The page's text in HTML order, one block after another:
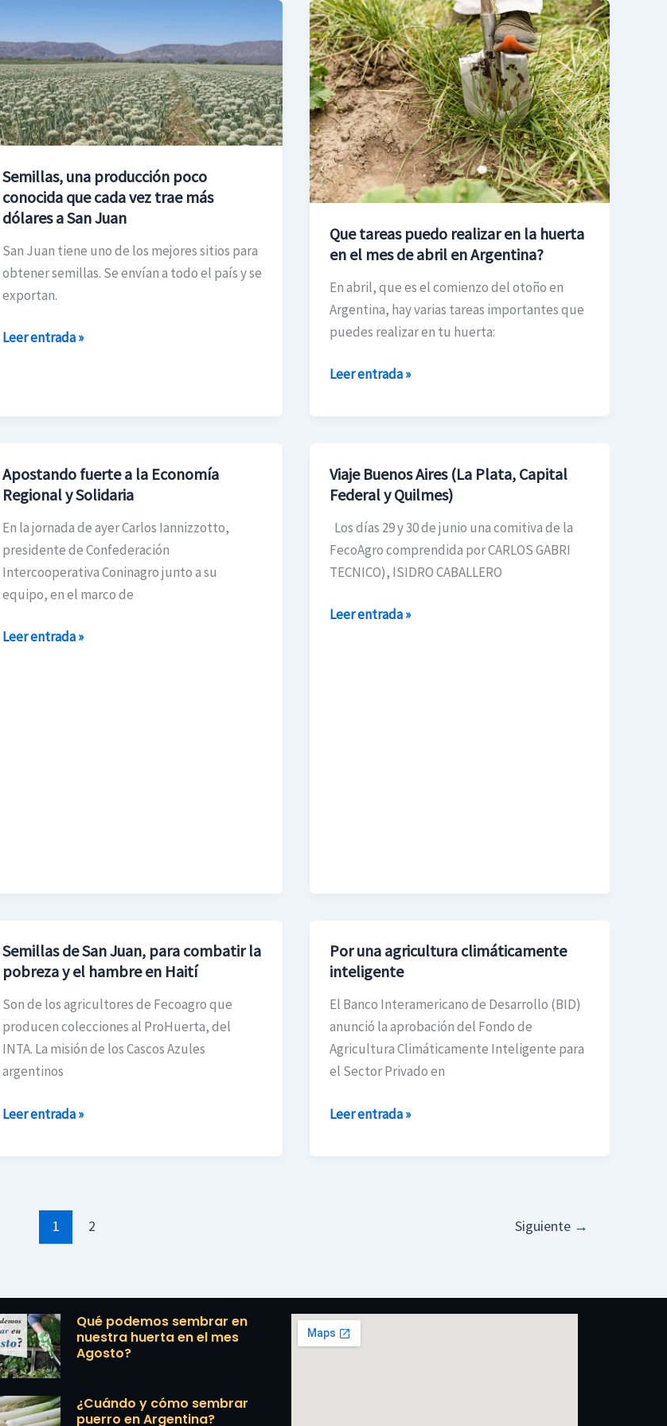
Semillas, una producción poco
conocida que cada vez trae más
dólares a San Juan
San Juan tiene uno de los mejores sitios para
obtener semillas. Se envían a todo el país y se
exportan.
producción
poco
conocida
que
cada
más
a
San
Juan
Leer entrada »
Que tareas puedo realizar en la huerta
en el mes de abril en Argentina?
En abril, que es el comienzo del otoño en
Argentina, hay varias tareas importantes que
puedes realizar en tu huerta:
Que
tareas
puedo
realizar
en
la
huerta
en
el
de
abril
Argentina?
Leer entrada »
Apostando fuerte a la Economía
Regional y Solidaria
En la jornada de ayer Carlos Iannizzotto,
presidente de Confederación
Intercooperativa Coninagro junto a su
equipo, en el marco de
Apostando
fuerte
a
Economía
Regional
Solidaria
Leer entrada »
Viaje Buenos Aires (La Plata, Capital
Federal y Quilmes)
Los días 29 y 30 de junio una comitiva de la
FecoAgro comprendida por CARLOS GABRI
TECNICO), ISIDRO CABALLERO
Viaje
Buenos
Aires
(La
Plata,
Federal
Leer entrada »
Semillas de San Juan, para combatir la
pobreza y el hambre en Haití
Son de los agricultores de Fecoagro que
producen colecciones al ProHuerta, del
INTA. La misión de los Cascos Azules
argentinos
Semillas
de
San
Juan,
para
combatir
pobreza
Leer entrada »
Por una agricultura climáticamente
inteligente
El Banco Interamericano de Desarrollo (BID)
anunció la aprobación del Fondo de
Agricultura Climáticamente Inteligente para
el Sector Privado en
Por
una
agricultura
climáticamente
inteligente
Leer entrada »
1 2 Siguiente →
Qué podemos sembrar en
nuestra huerta en el mes
Agosto?
¿Cuándo y cómo sembrar
puerro en Argentina?